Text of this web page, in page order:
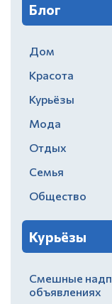
Блог
Дом
Красота
Курьёзы
Мода
Отдых
Семья
Общество
Курьёзы
Смешные
объявлениях